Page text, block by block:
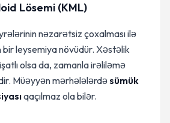
Lösemi (KML)
nəzarətsiz çoxalması ilə
leysemiya növüdür. Xəstəlik
olsa da, zamanla irəliləmə
Müəyyən mərhələlərdəsümük
qaçılmaz ola bilər.